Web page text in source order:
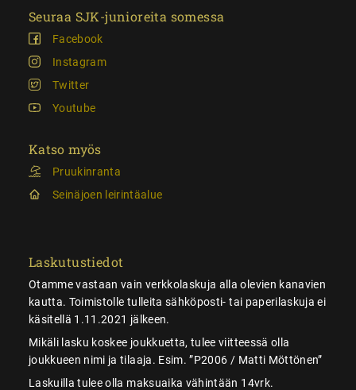
Seuraa SJK-junioreita somessa
Facebook
Instagram
Twitter
Youtube
Katso myös
Pruukinranta
Seinäjoen leirintäalue
Laskutustiedot
Otamme vastaan vain verkkolaskuja alla olevien kanavien
kautta. Toimistolle tulleita sähköposti- tai paperilaskuja ei
käsitellä 1.11.2021 jälkeen.
Mikäli lasku koskee joukkuetta, tulee viitteessä olla
joukkueen nimi ja tilaaja. Esim. ”P2006 / Matti Möttönen”
Laskuilla tulee olla maksuaika vähintään 14vrk.